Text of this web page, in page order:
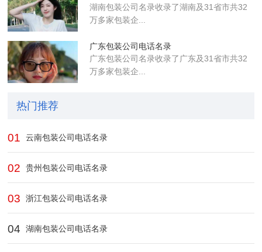
湖南包装公司名录收录了湖南及31省市共32
万多家包装企...
广东包装公司电话名录
广东包装公司名录收录了广东及31省市共32
万多家包装企...
热门推荐
01 云南包装公司电话名录
02 贵州包装公司电话名录
03 浙江包装公司电话名录
04 湖南包装公司电话名录